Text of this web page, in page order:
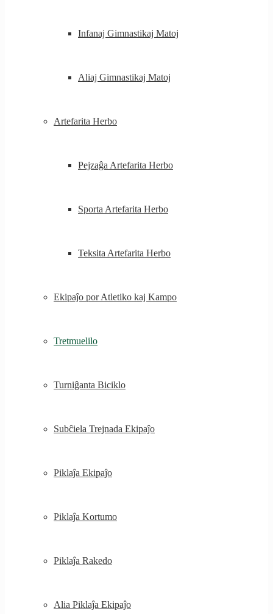
Infanaj Gimnastikaj Matoj
Aliaj Gimnastikaj Matoj
Artefarita Herbo
Pejzaĝa Artefarita Herbo
Sporta Artefarita Herbo
Teksita Artefarita Herbo
Ekipaĵo por Atletiko kaj Kampo
Tretmuelilo
Turniĝanta Biciklo
Subĉiela Trejnada Ekipaĵo
Piklaĵa Ekipaĵo
Piklaĵa Kortumo
Piklaĵa Rakedo
Alia Piklaĵa Ekipaĵo